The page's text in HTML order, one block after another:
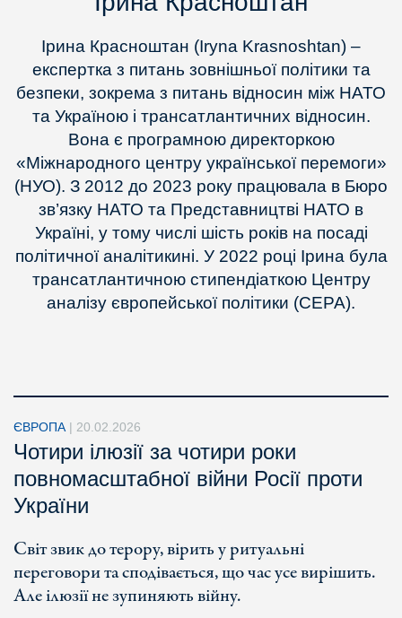
Ірина Красноштан (Iryna Krasnoshtan) –
експертка з питань зовнішньої політики та
безпеки, зокрема з питань відносин між НАТО
та Україною і трансатлантичних відносин.
Вона є програмною директоркою
«Міжнародного центру української перемоги»
(НУО). З 2012 до 2023 року працювала в Бюро
зв’язку НАТО та Представництві НАТО в
Україні, у тому числі шість років на посаді
політичної аналітикині. У 2022 році Ірина була
трансатлантичною стипендіаткою Центру
аналізу європейської політики (CEPA).
ЄВРОПА | 20.02.2026
Чотири ілюзії за чотири роки
повномасштабної війни Росії проти
України
Світ звик до терору, вірить у ритуальні
переговори та сподівається, що час усе вирішить.
Але ілюзії не зупиняють війну.